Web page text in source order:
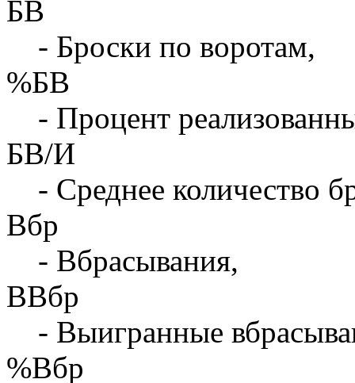
БВ
- Броски по воротам,
%БВ
- Процент
БВ/И
- Среднее количество
Вбр
- Вбрасывания,
ВВбр
- Выигранные
%Вбр